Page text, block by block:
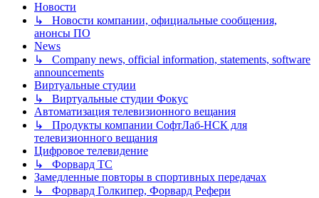
Новости
↳ Новости компании, официальные сообщения,
анонсы ПО
News
↳ Company news, official information, statements, software
announcements
Виртуальные студии
↳ Виртуальные студии Фокус
Автоматизация телевизионного вещания
↳ Продукты компании СофтЛаб-НСК для
телевизионного вещания
Цифровое телевидение
↳ Форвард ТС
Замедленные повторы в спортивных передачах
↳ Форвард Голкипер, Форвард Рефери